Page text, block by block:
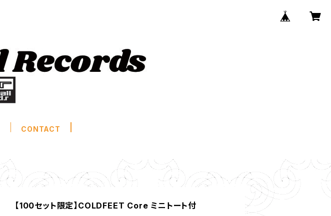
CONTACT
【100セット限定】COLDFEET Core ミニトート付